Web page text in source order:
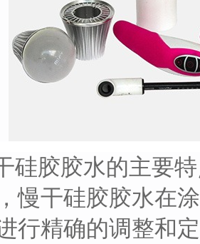
硅胶胶水的主要
慢干硅胶胶水在
行精确的调整和